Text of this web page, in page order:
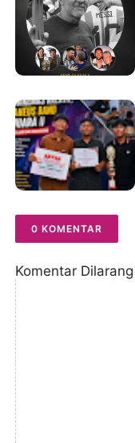
0 KOMENTAR
Komentar